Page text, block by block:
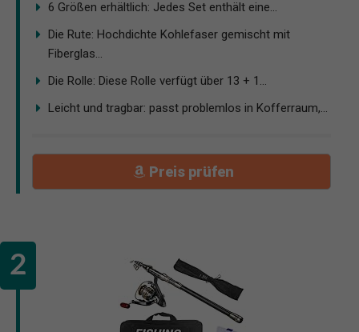
6 Größen erhältlich: Jedes Set enthält eine...
Die Rute: Hochdichte Kohlefaser gemischt mit
Fiberglas...
Die Rolle: Diese Rolle verfügt über 13 + 1...
Leicht und tragbar: passt problemlos in Kofferraum,...
Preis prüfen